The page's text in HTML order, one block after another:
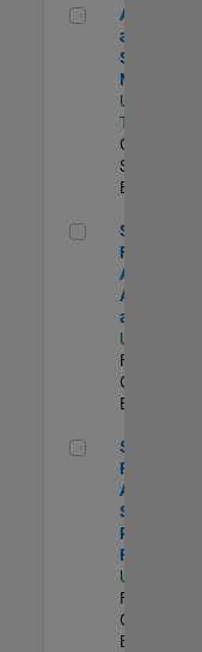
Aerospace
Aerospace
and
Sales
Manager
US-CA-
Torrance
Commercial
Sales |
Senior
Senior
Financial
Analyst,
Accounting
and
US-MA-
Finance and
Operations |
Senior
Senior
Financial
Analyst -
Sales
Planning &
Forecasting
US-MA-
Finance and
Operations |